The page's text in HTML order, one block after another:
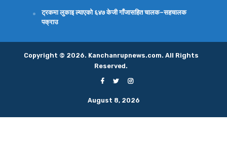
ट्रकमा लुकाइ ल्याएको ६४७ केजी गाँजासहित चालक–सहचालक
पक्राउ
Copyright © 2026. Kanchanrupnews.com. All Rights
Reserved.
August 8, 2026